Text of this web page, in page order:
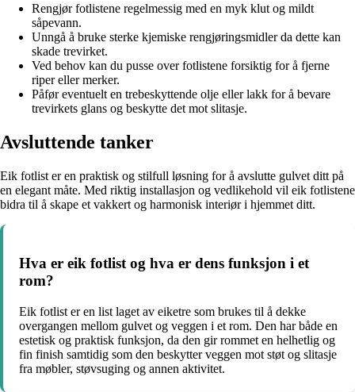
Rengjør fotlistene regelmessig med en myk klut og mildt
såpevann.
Unngå å bruke sterke kjemiske rengjøringsmidler da dette kan
skade trevirket.
Ved behov kan du pusse over fotlistene forsiktig for å fjerne
riper eller merker.
Påfør eventuelt en trebeskyttende olje eller lakk for å bevare
trevirkets glans og beskytte det mot slitasje.
Avsluttende tanker
Eik fotlist er en praktisk og stilfull løsning for å avslutte gulvet ditt på
en elegant måte. Med riktig installasjon og vedlikehold vil eik fotlistene
bidra til å skape et vakkert og harmonisk interiør i hjemmet ditt.
Hva er eik fotlist og hva er dens funksjon i et
rom?
Eik fotlist er en list laget av eiketre som brukes til å dekke
overgangen mellom gulvet og veggen i et rom. Den har både en
estetisk og praktisk funksjon, da den gir rommet en helhetlig og
fin finish samtidig som den beskytter veggen mot støt og slitasje
fra møbler, støvsuging og annen aktivitet.